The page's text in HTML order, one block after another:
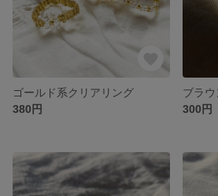
ゴールド系クリアリング
380円
ブラ
300円